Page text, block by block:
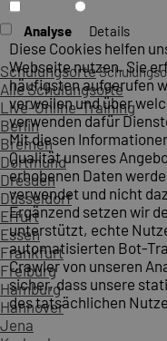
Schulungsorte
Alle Schulungsorte
Live-Online-Training
Berlin
Bremen
Dortmund
Dresden
Düsseldorf
Erfurt
Essen
Frankfurt
Freiburg
Hamburg
Hannover
Jena
Analyse Details
Diese Cookies helfen
Webseite nutzen. Sie
häufigsten aufgerufen
verweilen und über
verwenden dafür
Mit diesen
Qualität unseres
erhobenen Daten
verwendet und nicht
Ergänzend setzen wir
unterstützt, echte
automatisierten Bot-
Crawler von unseren
sicher, dass unsere
des tatsächlichen